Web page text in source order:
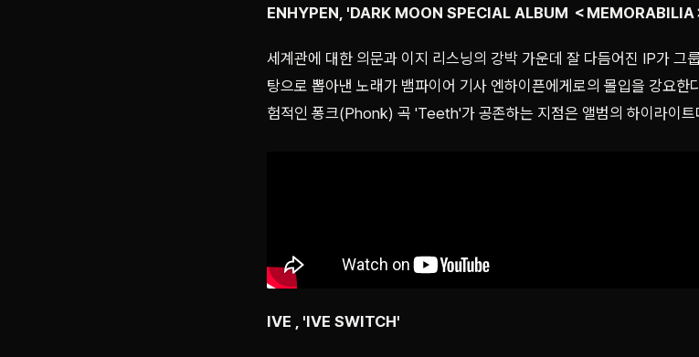
ENHYPEN, 'DARK MOON SPECIAL ALBUM ＜MEMORABILIA
세계관에 대한 의문과 이지 리스닝의 강박 가운데 잘 다듬어진 IP가 그
탕으로 뽑아낸 노래가 뱀파이어 기사 엔하이픈에게로의 몰입을 강요
험적인 퐁크(Phonk) 곡 'Teeth'가 공존하는 지점은 앨범의 하이라이트
IVE , 'IVE SWITCH'